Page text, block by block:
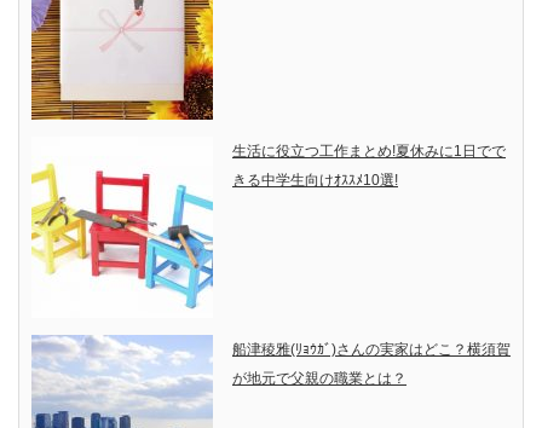
生活に役立つ工作まとめ!夏休みに1日でで
きる中学生向けｵｽｽﾒ10選!
船津稜雅(ﾘｮｳｶﾞ)さんの実家はどこ？横須賀
が地元で父親の職業とは？